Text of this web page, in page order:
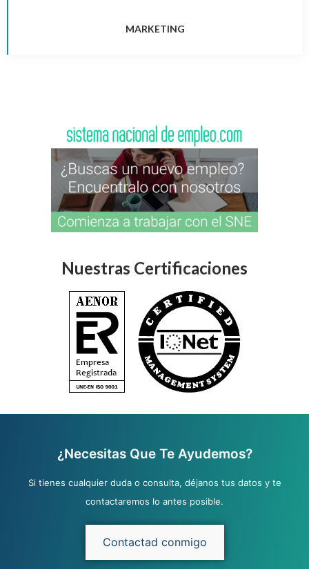
MARKETING
Nuestras Certificaciones
¿Necesitas Que Te Ayudemos?
Si tienes cualquier duda o consulta, déjanos tus datos y te
contactaremos lo antes posible.
Contactad conmigo